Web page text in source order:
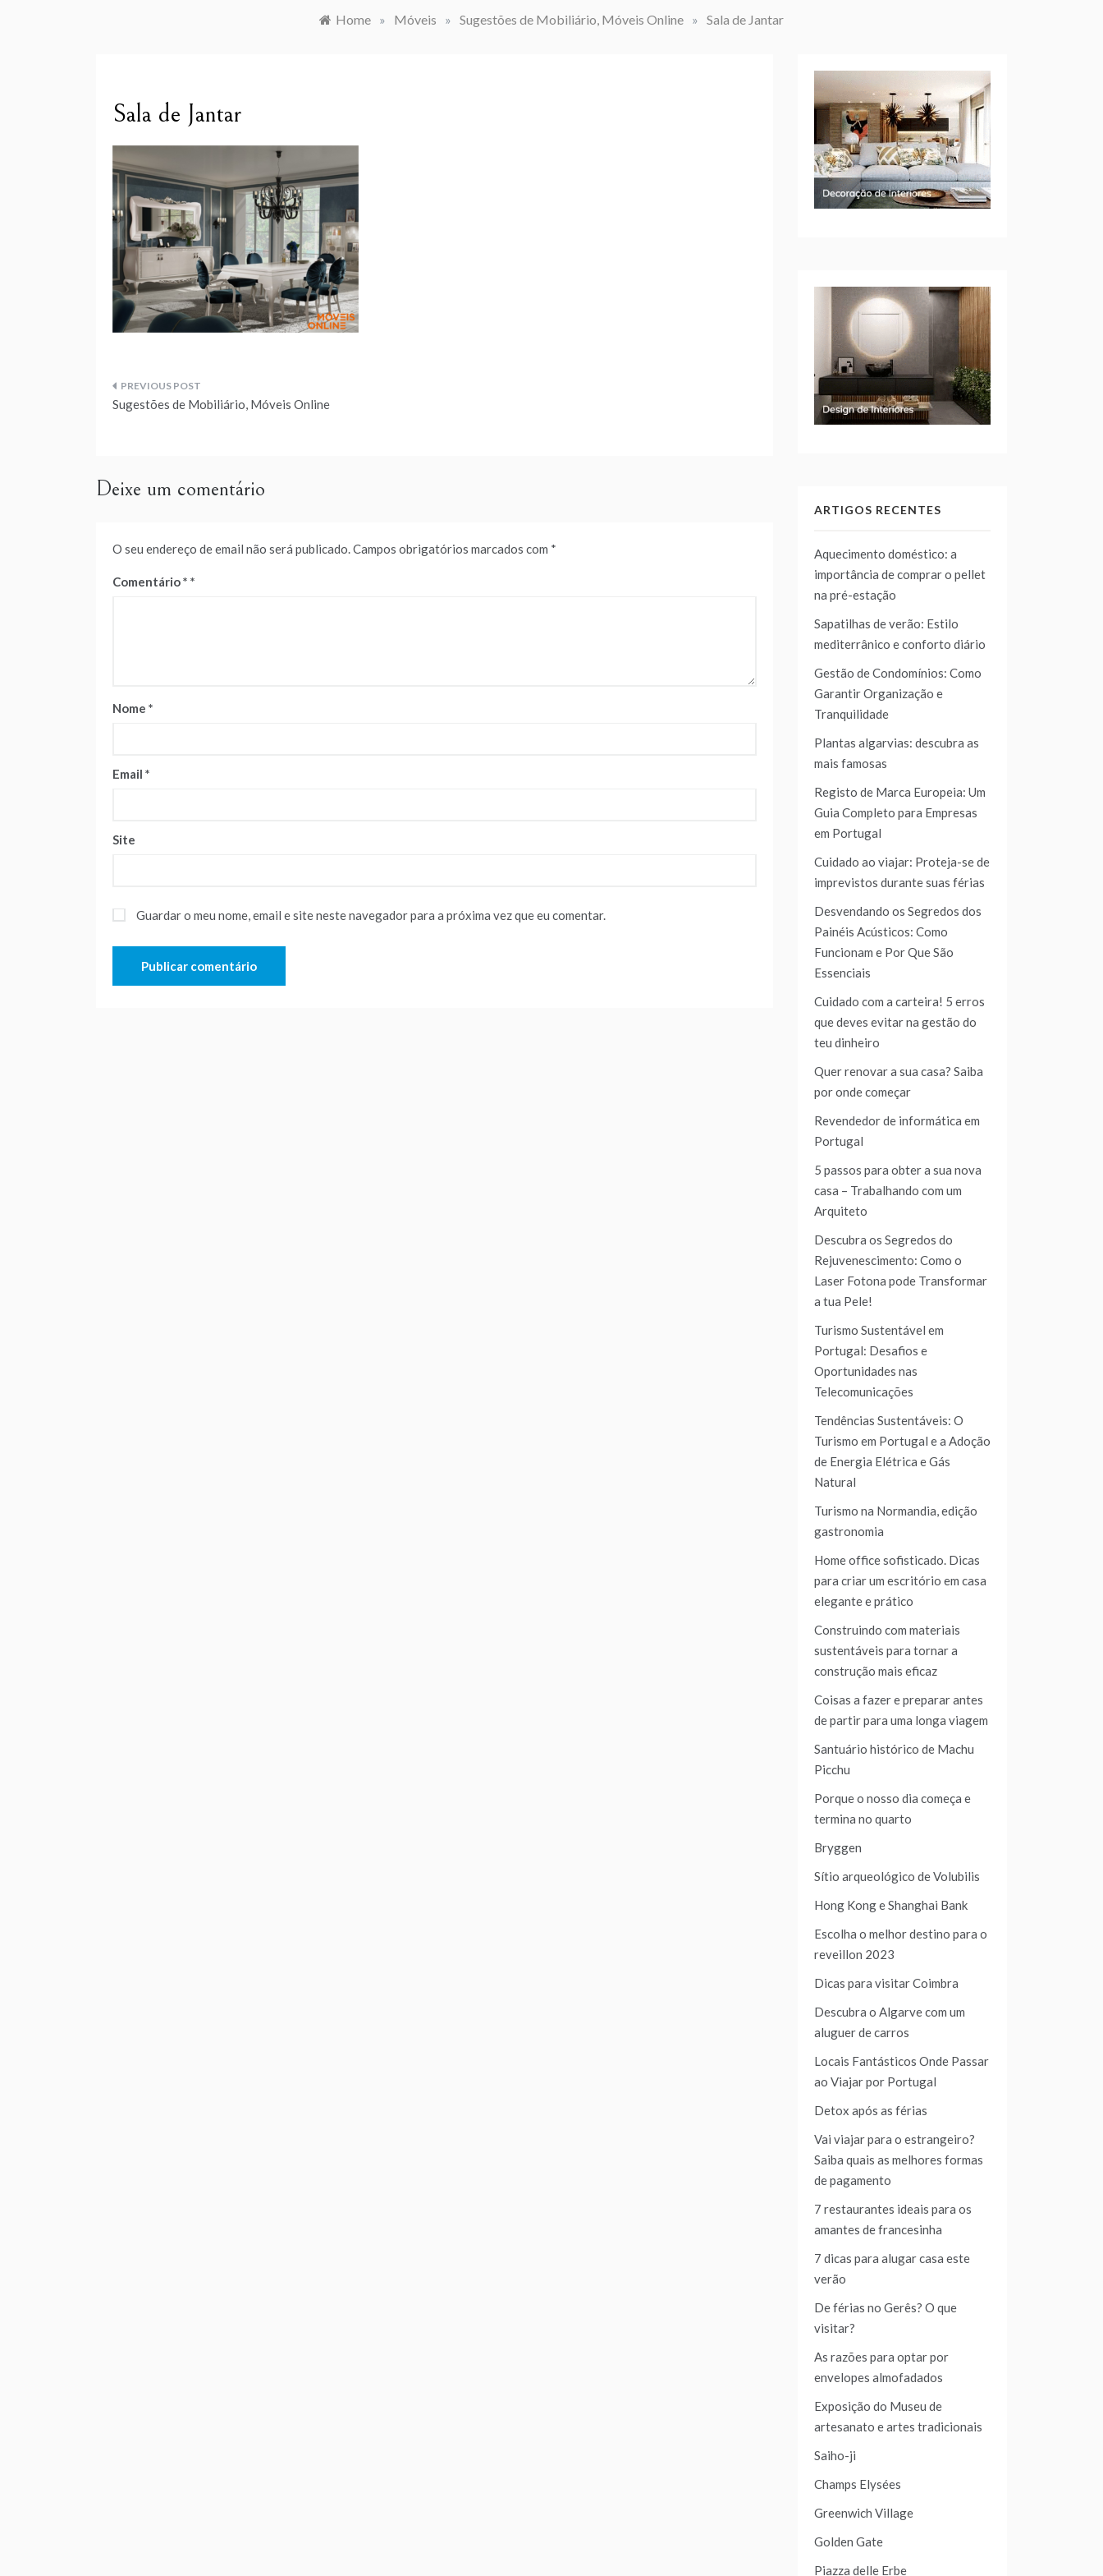
Home » Móveis » Sugestões de Mobiliário, Móveis Online » Sala de Jantar
Sala de Jantar
Navegação
Sugestões de Mobiliário, Móveis Online
Deixe um comentário
O seu endereço de email não será publicado.Campos obrigatórios marcados com *
Comentário*
Nome *
Email *
Site
Guardar o meu nome, email e site neste navegador para a próxima vez que eu comentar.
ARTIGOS RECENTES
Aquecimento doméstico: a
importância de comprar o pellet
na pré-estação
Sapatilhas de verão: Estilo
mediterrânico e conforto diário
Gestão de Condomínios: Como
Garantir Organização e
Tranquilidade
Plantas algarvias: descubra as
mais famosas
Registo de Marca Europeia: Um
Guia Completo para Empresas
em Portugal
Cuidado ao viajar: Proteja-se de
imprevistos durante suas férias
Desvendando os Segredos dos
Painéis Acústicos: Como
Funcionam e Por Que São
Essenciais
Cuidado com a carteira! 5 erros
que deves evitar na gestão do
teu dinheiro
Quer renovar a sua casa? Saiba
por onde começar
Revendedor de informática em
Portugal
5 passos para obter a sua nova
casa – Trabalhando com um
Arquiteto
Descubra os Segredos do
Rejuvenescimento: Como o
Laser Fotona pode Transformar
a tua Pele!
Turismo Sustentável em
Portugal: Desafios e
Oportunidades nas
Telecomunicações
Tendências Sustentáveis: O
Turismo em Portugal e a Adoção
de Energia Elétrica e Gás
Natural
Turismo na Normandia, edição
gastronomia
Home office sofisticado. Dicas
para criar um escritório em casa
elegante e prático
Construindo com materiais
sustentáveis para tornar a
construção mais eficaz
Coisas a fazer e preparar antes
de partir para uma longa viagem
Santuário histórico de Machu
Picchu
Porque o nosso dia começa e
termina no quarto
Bryggen
Sítio arqueológico de Volubilis
Hong Kong e Shanghai Bank
Escolha o melhor destino para o
reveillon 2023
Dicas para visitar Coimbra
Descubra o Algarve com um
aluguer de carros
Locais Fantásticos Onde Passar
ao Viajar por Portugal
Detox após as férias
Vai viajar para o estrangeiro?
Saiba quais as melhores formas
de pagamento
7 restaurantes ideais para os
amantes de francesinha
7 dicas para alugar casa este
verão
De férias no Gerês? O que
visitar?
As razões para optar por
envelopes almofadados
Exposição do Museu de
artesanato e artes tradicionais
Saiho-ji
Champs Elysées
Greenwich Village
Golden Gate
Piazza delle Erbe